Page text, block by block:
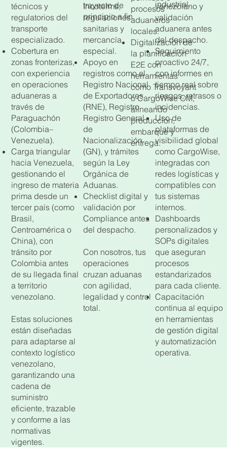
trayecto de
principio a fin.
industrial.
técnicos y
regulatorios del
transporte
especializado.
Cobertura en
zonas fronterizas,
con experiencia
en operaciones
aduaneras a
través de
Paraguachón
(Colombia–
Venezuela).
Carga triangular
hacia Venezuela,
gestionando el
ingreso de materia
prima desde un
tercer país (como
Brasil,
Centroamérica o
China), con
tránsito por
Colombia antes
de su llegada final
a territorio
venezolano.
Estas soluciones
están diseñadas
para adaptarse al
contexto logístico
venezolano,
garantizando una
cadena de
suministro
eficiente, trazable
y conforme a las
normativas
vigentes.
Incoterms,
regulaciones
sanitarias y
mercancía
especial.
Apoyo en
registros como el
Registro Nacional
de Exportadores
(RNE), Registro
Registro General
de
Nacionalización
(GN), y trámites
según la Ley
Orgánica de
Aduanas.
Checklist digital y
validación por
Compliance antes
del despacho.
Con nosotros, tus
operaciones
cruzan aduanas
con agilidad,
legalidad y control
total.
venezolano y
validación
aduanera antes
del despacho.
Seguimiento
proactivo 24/7,
con informes en
tiempo real sobre
riesgos, retrasos o
incidencias.
Uso de
plataformas de
visibilidad global
como CargoWise,
integradas con
redes logísticas y
compatibles con
tus sistemas
internos.
Dashboards
personalizados y
SOPs digitales
que aseguran
procesos
estandarizados
para cada cliente.
Capacitación
continua al equipo
en herramientas
de gestión digital
y automatización
operativa.
procesos
aduaneros
locales.
Digitalización de
la planificación
E2E con
herramientas
como Transvoyant
o CargoWise OM,
alineando
producción,
embarque y
entrega.